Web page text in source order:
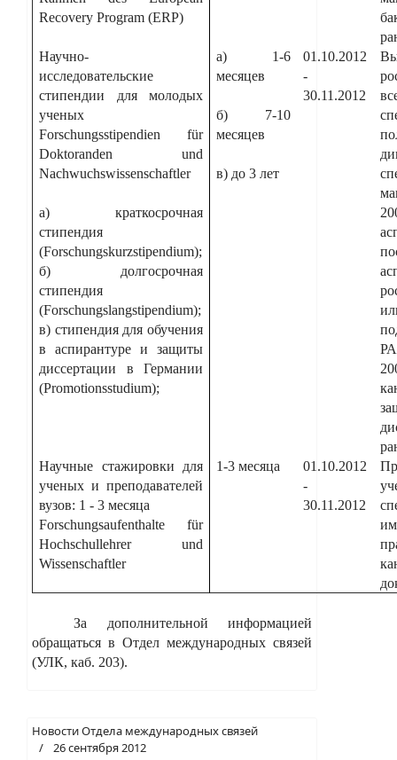
Recovery Program (ERP)
Научно-
исследовательские
стипендии для молодых
ученых
Forschungsstipendien für
Doktoranden und
Nachwuchswissenschaftler
а) краткосрочная
стипендия
(Forschungskurzstipendium);
б) долгосрочная
стипендия
(Forschungslangstipendium);
в) стипендия для обучения
в аспирантуре и защиты
диссертации в Германии
(Promotionsstudium);
а) 1-6
месяцев
б) 7-10
месяцев
в) до 3 лет
01.10.2012
-
30.11.2012
Научные стажировки для
ученых и преподавателей
вузов: 1 - 3 месяца
Forschungsaufenthalte für
Hochschullehrer und
Wissenschaftler
1-3 месяца
01.10.2012
-
30.11.2012
За дополнительной информацией
обращаться в Отдел международных связей
(УЛК, каб. 203).
Новости Отдела международных связей
26 сентября 2012